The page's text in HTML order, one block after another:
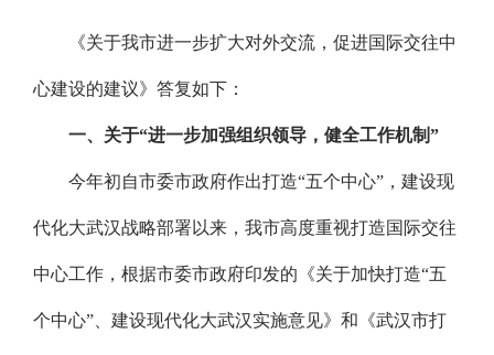
《关于我市进一步扩大对外交流，促进国际交往中
心建设的建议》答复如下：
一、关于“进一步加强组织领导，健全工作机制”
今年初自市委市政府作出打造“五个中心”，建设现
代化大武汉战略部署以来，我市高度重视打造国际交往
中心工作，根据市委市政府印发的《关于加快打造“五
个中心”、建设现代化大武汉实施意见》和《武汉市打